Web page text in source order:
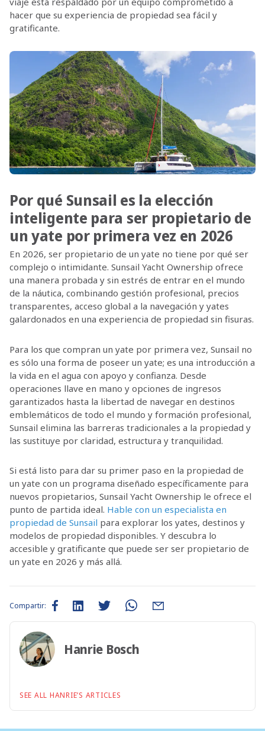
hacer que su experiencia de propiedad sea fácil y
gratificante.
Por qué Sunsail es la elección
inteligente para ser propietario de
un yate por primera vez en 2026
En 2026, ser propietario de un yate no tiene por qué ser
complejo o intimidante. Sunsail Yacht Ownership ofrece
una manera probada y sin estrés de entrar en el mundo
de la náutica, combinando gestión profesional, precios
transparentes, acceso global a la navegación y yates
galardonados en una experiencia de propiedad sin fisuras.
Para los que compran un yate por primera vez, Sunsail no
es sólo una forma de poseer un yate; es una introducción a
la vida en el agua con apoyo y confianza. Desde
operaciones llave en mano y opciones de ingresos
garantizados hasta la libertad de navegar en destinos
emblemáticos de todo el mundo y formación profesional,
Sunsail elimina las barreras tradicionales a la propiedad y
las sustituye por claridad, estructura y tranquilidad.
Si está listo para dar su primer paso en la propiedad de
un yate con un programa diseñado específicamente para
nuevos propietarios, Sunsail Yacht Ownership le ofrece el
punto de partida ideal. Hable con un especialista en
propiedad de Sunsail para explorar los yates, destinos y
modelos de propiedad disponibles. Y descubra lo
accesible y gratificante que puede ser ser propietario de
un yate en 2026 y más allá.
Compartir:
Hanrie Bosch
SEE ALL HANRIE’S ARTICLES